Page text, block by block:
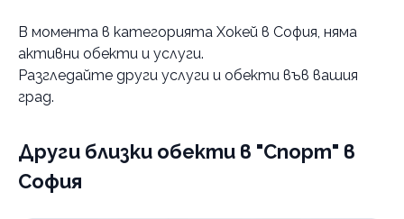
В момента в категорията Хокей в София, няма
активни обекти и услуги.
Разгледайте други услуги и обекти във вашия
град.
Други близки обекти в "Спорт" в
София
Хокей
обща физическа подготовка
Категории
Кондиционни тренировки
Групови тренировки